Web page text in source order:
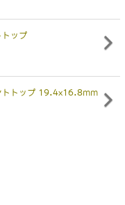
トップ
トトップ 19.4x16.8mm